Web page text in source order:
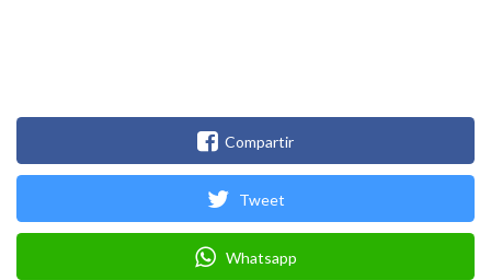
Compartir
Tweet
Whatsapp